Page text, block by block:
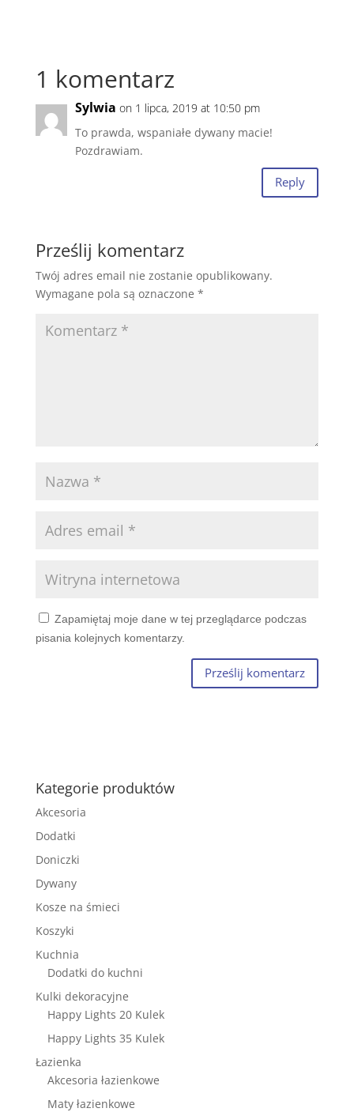
1 komentarz
Sylwia on 1 lipca, 2019 at 10:50 pm
To prawda, wspaniałe dywany macie!
Pozdrawiam.
Reply
Prześlij komentarz
Twój adres email nie zostanie opublikowany.
Wymagane pola są oznaczone *
Zapamiętaj moje dane w tej przeglądarce podczas
pisania kolejnych komentarzy.
Kategorie produktów
Akcesoria
Dodatki
Doniczki
Dywany
Kosze na śmieci
Koszyki
Kuchnia
Dodatki do kuchni
Kulki dekoracyjne
Happy Lights 20 Kulek
Happy Lights 35 Kulek
Łazienka
Akcesoria łazienkowe
Maty łazienkowe